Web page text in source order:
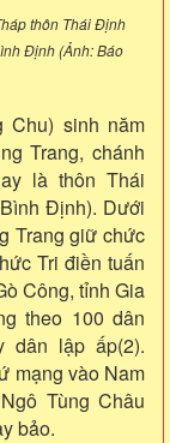
thôn Thái Định
Định (Ảnh: Báo
Chu) sinh năm
Trang, chánh
là thôn Thái
Định). Dưới
Trang giữ chức
Tri điền tuấn
Công, tỉnh Gia
theo 100 dân
dân lập ấp(2).
mạng vào Nam
Tùng Châu
bảo.